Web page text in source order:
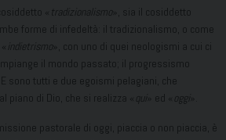
« tradizionalismo
», sia il cosiddetto
forme di infedeltà: il tradizionalismo, o come
indietrismo
», con uno di quei neologismi a cui ci
il mondo passato; il progressismo
sono tutti e due egoismi pelagiani, che
piano di Dio, che si realizza «
qui » ed « oggi
pastorale di oggi, piaccia o non piaccia, è